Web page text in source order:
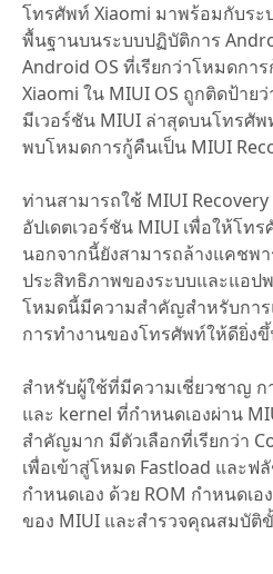
โทรศัพท์ Xiaomi มาพร้อมกับระ
พื้นฐานบนระบบปฏิบัติการ
Android OS ที่เรียกว่าโหมดก
Xiaomi ใน MIUI OS ถูกติดป้าย
มีเวอร์ชัน MIUI ล่าสุดบนโทรศั
พบโหมดการกู้คืนเป็น MIUI
ท่านสามารถใช้ MIUI Recovery
อัปเดตเวอร์ชัน MIUI เพื่อให้โท
นอกจากนี้ยังสามารถล้างแคชพ
ประสิทธิภาพของระบบและแอป
โหมดนี้มีความสำคัญสำหรับกา
การทำงานของโทรศัพท์ให้ดียิ่ง
สำหรับผู้ใช้ที่มีความเชี่ยวชาญ ก
และ kernel ที่กำหนดเองผ่าน
สำคัญมาก มีตัวเลือกที่เรียกว่า
เพื่อเข้าสู่โหมด Fastload และฟ
กำหนดเอง ด้วย ROM กำหนดเ
ของ MIUI และสำรวจคุณสมบัติ